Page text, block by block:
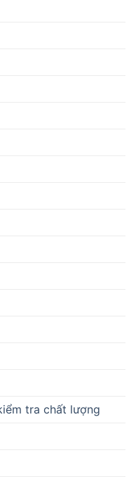
tra chất lượng